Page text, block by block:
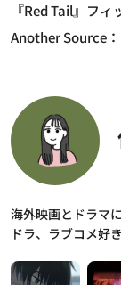
『Red Tail』フィ
Another Source：
海外映画とドラマ
ドラ、ラブコメ好き